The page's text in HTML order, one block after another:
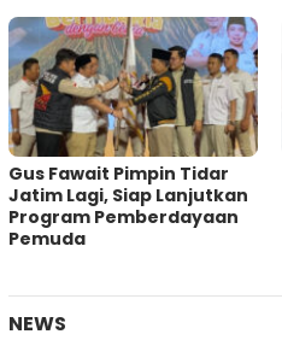
Gus Fawait Pimpin Tidar
Jatim Lagi, Siap Lanjutkan
Program Pemberdayaan
Pemuda
NEWS